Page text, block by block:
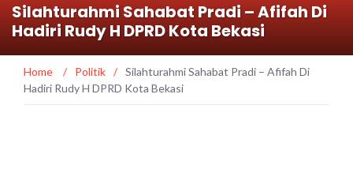
Silahturahmi Sahabat Pradi – Afifah Di
Hadiri Rudy H DPRD Kota Bekasi
Home / Politik / Silahturahmi Sahabat Pradi – Afifah Di
Hadiri Rudy H DPRD Kota Bekasi